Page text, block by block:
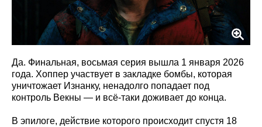
Да. Финальная, восьмая серия вышла 1 января 2026
года. Хоппер участвует в закладке бомбы, которая
уничтожает Изнанку, ненадолго попадает под
контроль Векны — и всё-таки доживает до конца.
В эпилоге, действие которого происходит спустя 18